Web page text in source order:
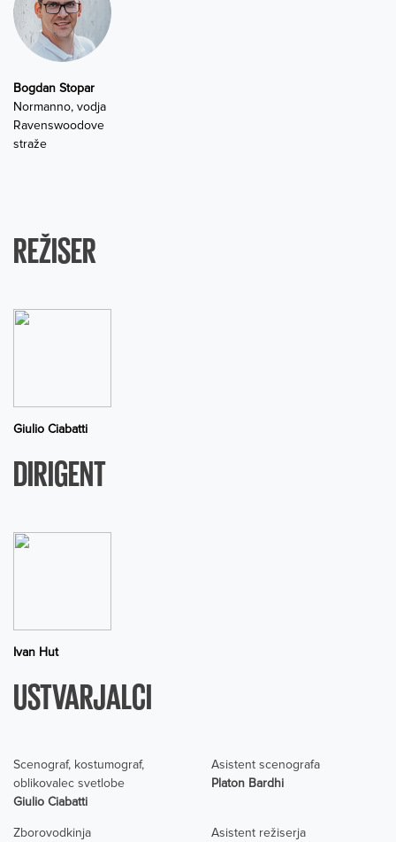
Bogdan Stopar
Normanno, vodja
Ravenswoodove
straže
REŽISER
Giulio Ciabatti
DIRIGENT
Ivan Hut
USTVARJALCI
Scenograf, kostumograf,
oblikovalec svetlobe
Giulio Ciabatti
Asistent scenografa
Platon Bardhi
Zborovodkinja
Asistent režiserja